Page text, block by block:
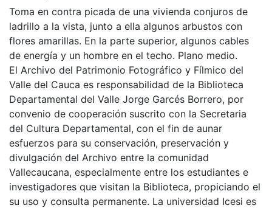
Toma en contra picada de una vivienda conjuros de
ladrillo a la vista, junto a ella algunos arbustos con
flores amarillas. En la parte superior, algunos cables
de energía y un hombre en el techo. Plano medio.
El Archivo del Patrimonio Fotográfico y Fílmico del
Valle del Cauca es responsabilidad de la Biblioteca
Departamental del Valle Jorge Garcés Borrero, por
convenio de cooperación suscrito con la Secretaria
del Cultura Departamental, con el fin de aunar
esfuerzos para su conservación, preservación y
divulgación del Archivo entre la comunidad
Vallecaucana, especialmente entre los estudiantes e
investigadores que visitan la Biblioteca, propiciando el
su uso y consulta permanente. La universidad Icesi es